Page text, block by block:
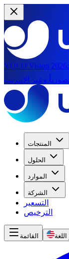
YOLO Vision 2026:
المنتجات
الحلول
الموارد
الشركة
التسعير
الترخيص
القائمة اللغة